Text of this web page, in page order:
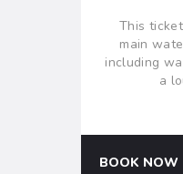
This
main
including
a
BOOK NOW